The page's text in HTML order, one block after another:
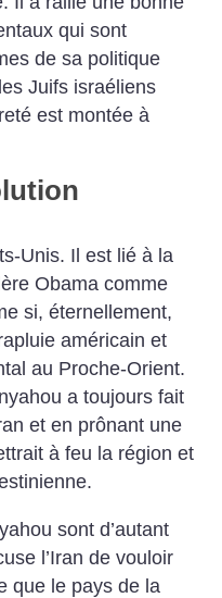
qui sont
de sa politique
Juifs israéliens
est montée à
Unis. Il est lié à la
Obama comme
si, éternellement,
américain et
au Proche-Orient.
a toujours fait
et en prônant une
à feu la région et
sont d’autant
l’Iran de vouloir
que le pays de la